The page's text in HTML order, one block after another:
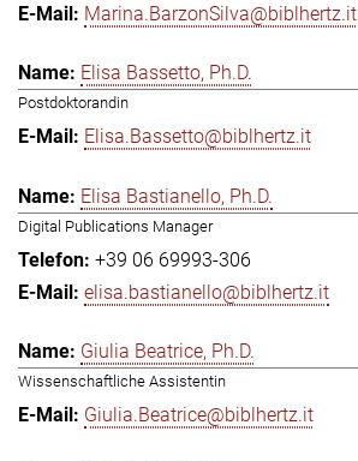
Marina.BarzonSilva@biblhertz.it
Elisa Bassetto, Ph.D.
Postdoktorandin
Elisa.Bassetto@biblhertz.it
Elisa Bastianello, Ph.D.
Digital Publications Manager
+39 06 69993-306
elisa.bastianello@biblhertz.it
Giulia Beatrice, Ph.D.
Wissenschaftliche Assistentin
Giulia.Beatrice@biblhertz.it